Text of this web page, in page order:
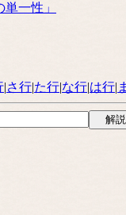
一性」
|さ行|た行|な行|は行|